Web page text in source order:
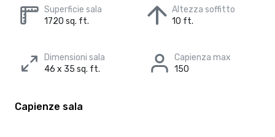
Superficie sala
1720 sq. ft.
Altezza soffitto
10 ft.
Dimensioni sala
46 x 35 sq. ft.
Capienza max
150
Capienze sala